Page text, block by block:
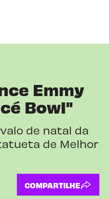
Emmy
Bowl"
de natal da
de Melhor
COMPARTILHE